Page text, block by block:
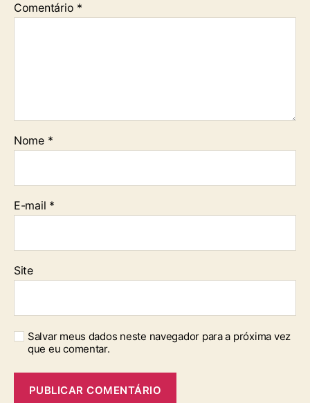
Comentário *
Nome *
E-mail *
Site
Salvar meus dados neste navegador para a próxima vez
que eu comentar.